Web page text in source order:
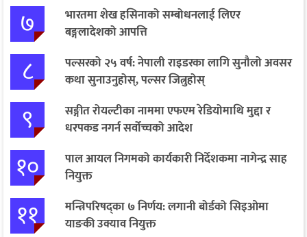
७
भारतमा शेख हसिनाको सम्बोधनलाई लिएर
बङ्गलादेशको आपत्ति
८
पल्सरको २५ वर्ष: नेपाली राइडरका लागि सुनौलो अवसर
कथा सुनाउनुहोस्, पल्सर जित्नुहोस्
९
सङ्गीत रोयल्टीका नाममा एफएम रेडियोमाथि मुद्दा र
धरपकड नगर्न सर्वोच्चको आदेश
१०
पाल आयल निगमको कार्यकारी निर्देशकमा नागेन्द्र साह
नियुक्त
११
मन्त्रिपरिषद्का ७ निर्णय: लगानी बोर्डको सिइओमा
याङकी उक्याव नियुक्त